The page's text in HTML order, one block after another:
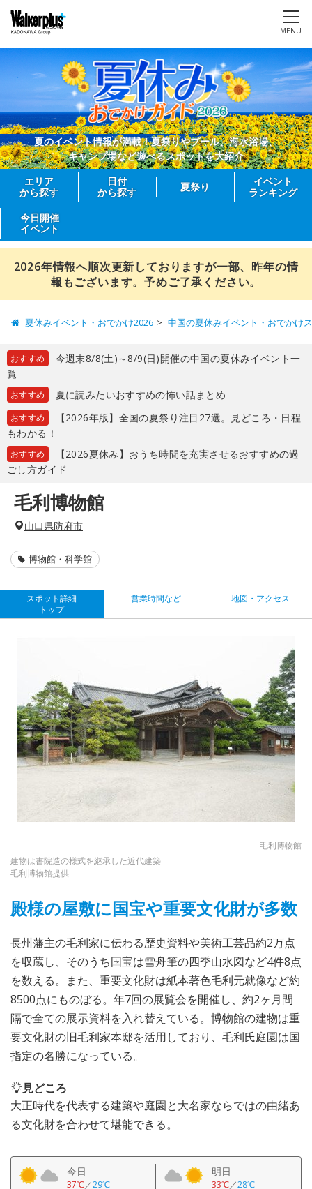
MENU
夏のイベント情報が満載！夏祭りやプール、海水浴場、
キャンプ場など遊べるスポットを大紹介
エリア
から探す
日付
から探す
夏祭り
イベント
ランキング
今日開催
イベント
2026年情報へ順次更新しておりますが一部、昨年の情
報もございます。予めご了承ください。
夏休みイベント・おでかけ2026 中国の夏休みイベント・おでかけ
おすすめ
今週末8/8(土)～8/9(日)開催の中国の夏休みイベント一
覧
おすすめ 夏に読みたいおすすめの怖い話まとめ
おすすめ
【2026年版】全国の夏祭り注目27選。見どころ・日程
もわかる！
おすすめ
【2026夏休み】おうち時間を充実させるおすすめの過
ごし方ガイド
毛利博物館
山口県防府市
博物館・科学館
スポット詳細
トップ
営業時間など 地図・アクセス
毛利博物館
建物は書院造の様式を継承した近代建築
毛利博物館提供
殿様の屋敷に国宝や重要文化財が多数
長州藩主の毛利家に伝わる歴史資料や美術工芸品約2万点
を収蔵し、そのうち国宝は雪舟筆の四季山水図など4件8点
を数える。また、重要文化財は紙本著色毛利元就像など約
8500点にものぼる。年7回の展覧会を開催し、約2ヶ月間
隔で全ての展示資料を入れ替えている。博物館の建物は重
要文化財の旧毛利家本邸を活用しており、毛利氏庭園は国
指定の名勝になっている。
見どころ
大正時代を代表する建築や庭園と大名家ならではの由緒あ
る文化財を合わせて堪能できる。
今日
37℃／29℃
明日
33℃／28℃